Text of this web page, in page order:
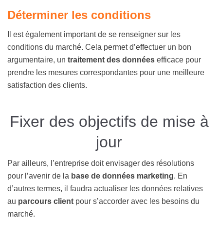
Déterminer les conditions
Il est également important de se renseigner sur les
conditions du marché. Cela permet d’effectuer un bon
argumentaire, un traitement des données efficace pour
prendre les mesures correspondantes pour une meilleure
satisfaction des clients.
Fixer des objectifs de mise à
jour
Par ailleurs, l’entreprise doit envisager des résolutions
pour l’avenir de la base de données marketing. En
d’autres termes, il faudra actualiser les données relatives
au parcours client pour s’accorder avec les besoins du
marché.